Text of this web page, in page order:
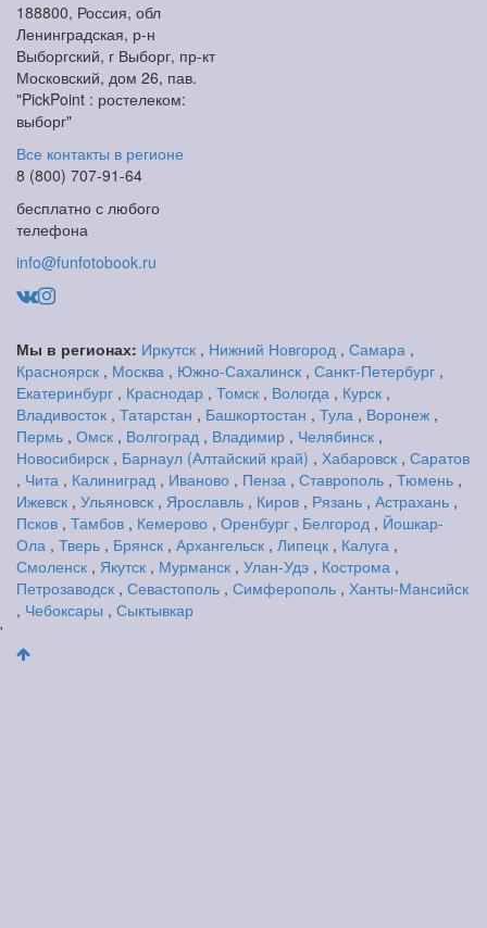
188800, Россия, обл
Ленинградская, р-н
Выборгский, г Выборг, пр-кт
Московский, дом 26, пав.
"PickPoint : ростелеком:
выборг"
Все контакты в регионе
8 (800) 707-91-64
бесплатно с любого
телефона
info@funfotobook.ru
Мы в регионах: Иркутск , Нижний Новгород , Самара ,
Красноярск , Москва , Южно-Сахалинск , Санкт-Петербург ,
Екатеринбург , Краснодар , Томск , Вологда , Курск ,
Владивосток , Татарстан , Башкортостан , Тула , Воронеж ,
Пермь , Омск , Волгоград , Владимир , Челябинск ,
Новосибирск , Барнаул (Алтайский край) , Хабаровск , Саратов
, Чита , Калиниград , Иваново , Пенза , Ставрополь , Тюмень ,
Ижевск , Ульяновск , Ярославль , Киров , Рязань , Астрахань ,
Псков , Тамбов , Кемерово , Оренбург , Белгород , Йошкар-
Ола , Тверь , Брянск , Архангельск , Липецк , Калуга ,
Смоленск , Якутск , Мурманск , Улан-Удэ , Кострома ,
Петрозаводск , Севастополь , Симферополь , Ханты-Мансийск
, Чебоксары , Сыктывкар
'